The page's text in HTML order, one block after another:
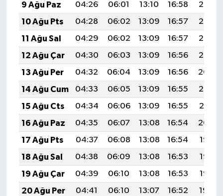
9 Ağu Paz
04:26 06:01 13:10 16:58
20:08
10 Ağu Pts
04:28 06:02 13:09 16:57
20:07
11 Ağu Sal
04:29 06:02 13:09 16:57
20:06
12 Ağu Çar
04:30 06:03 13:09 16:56
20:05
13 Ağu Per
04:32 06:04 13:09 16:56
20:04
14 Ağu Cum
04:33 06:05 13:09 16:55
20:02
15 Ağu Cts
04:34 06:06 13:09 16:55
20:01
16 Ağu Paz
04:35 06:07 13:08 16:54
20:00
17 Ağu Pts
04:37 06:08 13:08 16:54
19:58
18 Ağu Sal
04:38 06:09 13:08 16:53
19:57
19 Ağu Çar
04:39 06:10 13:08 16:53
19:56
20 Ağu Per
04:41 06:10 13:07 16:52
19:54
YEREL
Yerel Haberler